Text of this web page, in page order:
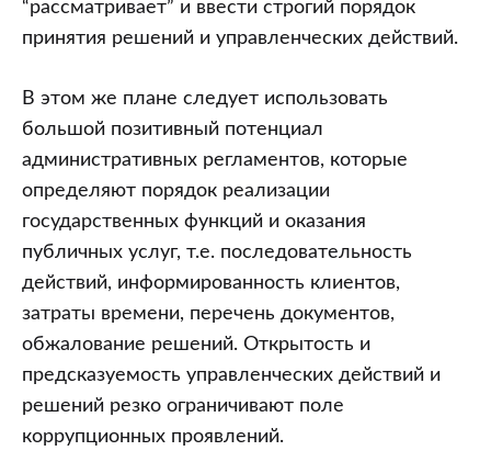
“рассматривает” и ввести строгий порядок
принятия решений и управленческих действий.
В этом же плане следует использовать
большой позитивный потенциал
административных регламентов, которые
определяют порядок реализации
государственных функций и оказания
публичных услуг, т.е. последовательность
действий, информированность клиентов,
затраты времени, перечень документов,
обжалование решений. Открытость и
предсказуемость управленческих действий и
решений резко ограничивают поле
коррупционных проявлений.